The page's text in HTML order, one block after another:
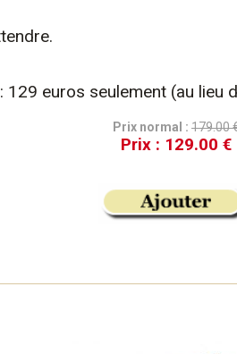
129 euros seulement (au lieu
Prix normal : 179.00
Prix : 129.00 €